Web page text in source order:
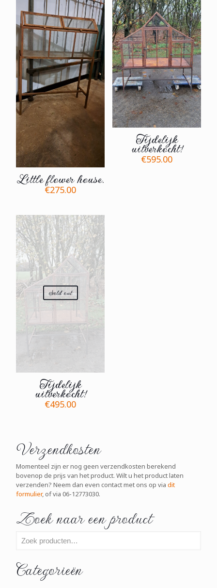
Little flower house.
€275.00
Tijdelijk
uitverkocht!
€595.00
Sold out
Tijdelijk
uitverkocht!
€495.00
Verzendkosten
Momenteel zijn er nog geen verzendkosten berekend
bovenop de prijs van het product. Wilt u het product laten
verzenden? Neem dan even contact met ons op via dit
formulier, of via 06-12773030.
Zoek naar een product
Categorieën